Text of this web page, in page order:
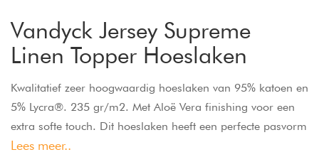
Vandyck Jersey Supreme
Linen Topper Hoeslaken
Kwalitatief zeer hoogwaardig hoeslaken van 95% katoen en
5% Lycra®. 235 gr/m2. Met Aloë Vera finishing voor een
extra softe touch. Dit hoeslaken heeft een perfecte pasvorm
door het elastiek rondom, is strijk- en kreukvrij en pilt niet.
Lees meer..